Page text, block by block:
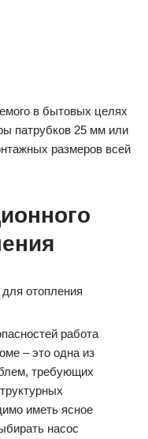
в бытовых целях
патрубков 25 мм или
размеров всей
работа
– это одна из
требующих
иметь ясное
насос